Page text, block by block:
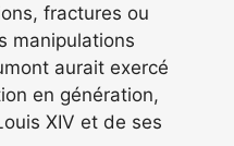
fractures ou
manipulations
aurait exercé
en génération,
XIV et de ses